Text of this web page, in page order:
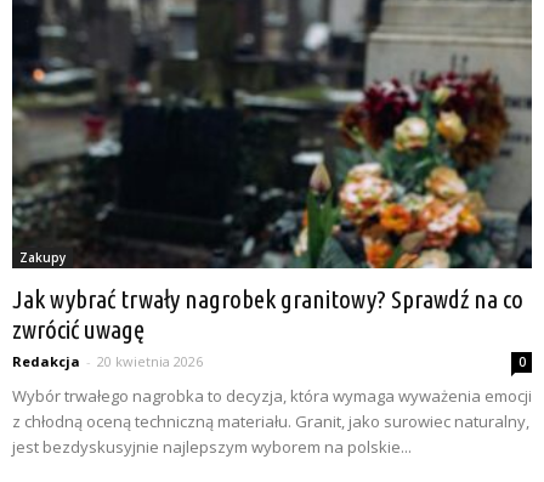
Zakupy
Jak wybrać trwały nagrobek granitowy? Sprawdź na co
zwrócić uwagę
Redakcja - 20 kwietnia 2026 0
Wybór trwałego nagrobka to decyzja, która wymaga wyważenia emocji
z chłodną oceną techniczną materiału. Granit, jako surowiec naturalny,
jest bezdyskusyjnie najlepszym wyborem na polskie...